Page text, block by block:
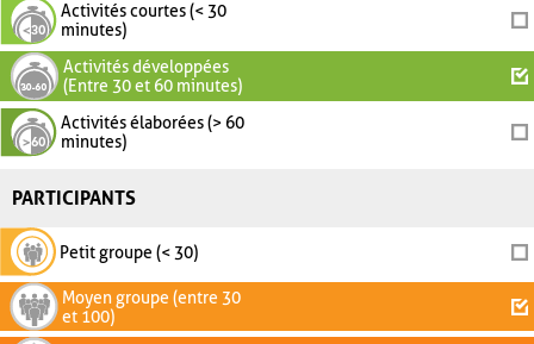
Activités courtes (< 30
minutes)
Activités développées
(Entre 30 et 60 minutes)
Activités élaborées (> 60
minutes)
PARTICIPANTS
Petit groupe (< 30)
Moyen groupe (entre 30
et 100)